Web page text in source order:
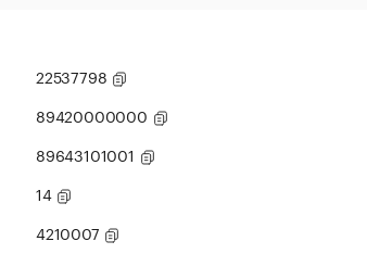
22537798
89420000000
89643101001
14
4210007